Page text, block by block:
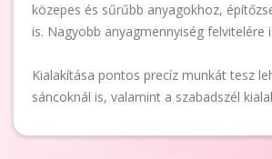
közepes és sűrűbb anyagokhoz,
is. Nagyobb anyagmennyiség felvitelére
Kialakítása pontos precíz munkát tesz
sáncoknál is, valamint a szabadszél